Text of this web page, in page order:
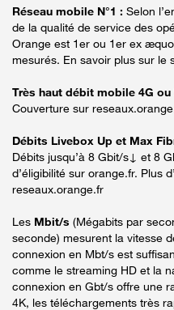
Réseau mobile N°1 : Selon
de la qualité de service des
Orange est 1er ou 1er ex
mesurés. En savoir plus sur le
Très haut débit mobile 4G ou
Couverture sur
Débits Livebox Up et Max
Débits jusqu’à 8 Gbit/s↓ et 8
d’éligibilité sur orange.fr. Plus
reseaux.orange.fr
Les Mbit/s (Mégabits par
seconde) mesurent la vitesse
connexion en Mbt/s est
comme le streaming HD et la
connexion en Gbt/s offre une
4K, les téléchargements très